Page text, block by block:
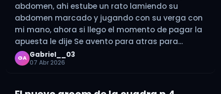
abdomen, ahi estube un rato lamiendo su
abdomen marcado y jugando con su verga con
mi mano, ahora si llego el momento de pagar la
apuesta le dije Se avento para atras para
quedar en el raspaldo mas bien sentado y…
GA Gabriel__03
07 Abr 2026